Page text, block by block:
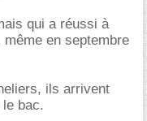
qui a réussi à
en septembre
ils arrivent
bac.